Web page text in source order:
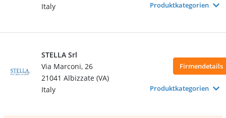
Italy
Produktkategorien
STELLA Srl
Via Marconi, 26
21041 Albizzate (VA)
Italy
Firmendetails
Produktkategorien